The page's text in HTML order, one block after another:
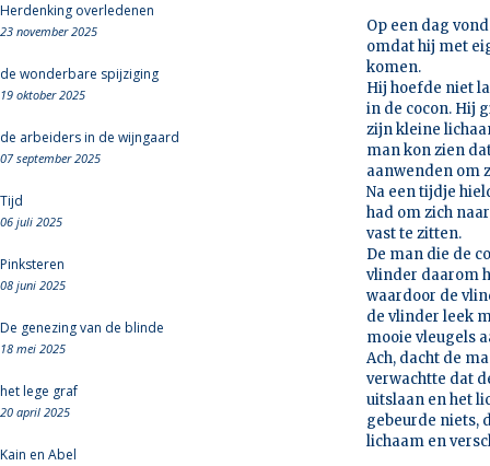
Herdenking overledenen
23 november 2025
de wonderbare spijziging
19 oktober 2025
de arbeiders in de wijngaard
07 september 2025
Tijd
06 juli 2025
Pinksteren
08 juni 2025
De genezing van de blinde
18 mei 2025
het lege graf
20 april 2025
Kain en Abel
Op een dag
omdat hij met
komen.
Hij hoefde niet
in de cocon. Hij
zijn kleine
man kon zien
aanwenden om
Na een tijdje
had om zich
vast te zitten.
De man die de
vlinder daarom
waardoor de
de vlinder leek
mooie vleugels
Ach, dacht de
verwachtte dat
uitslaan en het
gebeurde niets,
lichaam en